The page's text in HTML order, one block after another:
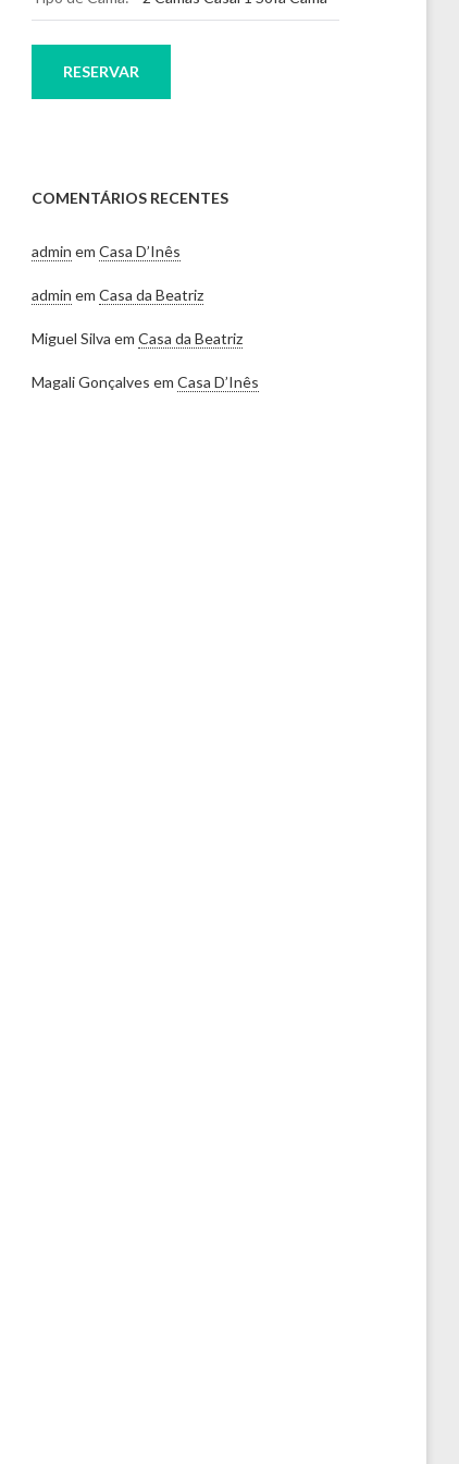
RESERVAR
COMENTÁRIOS RECENTES
admin em Casa D’Inês
admin em Casa da Beatriz
Miguel Silva em Casa da Beatriz
Magali Gonçalves em Casa D’Inês